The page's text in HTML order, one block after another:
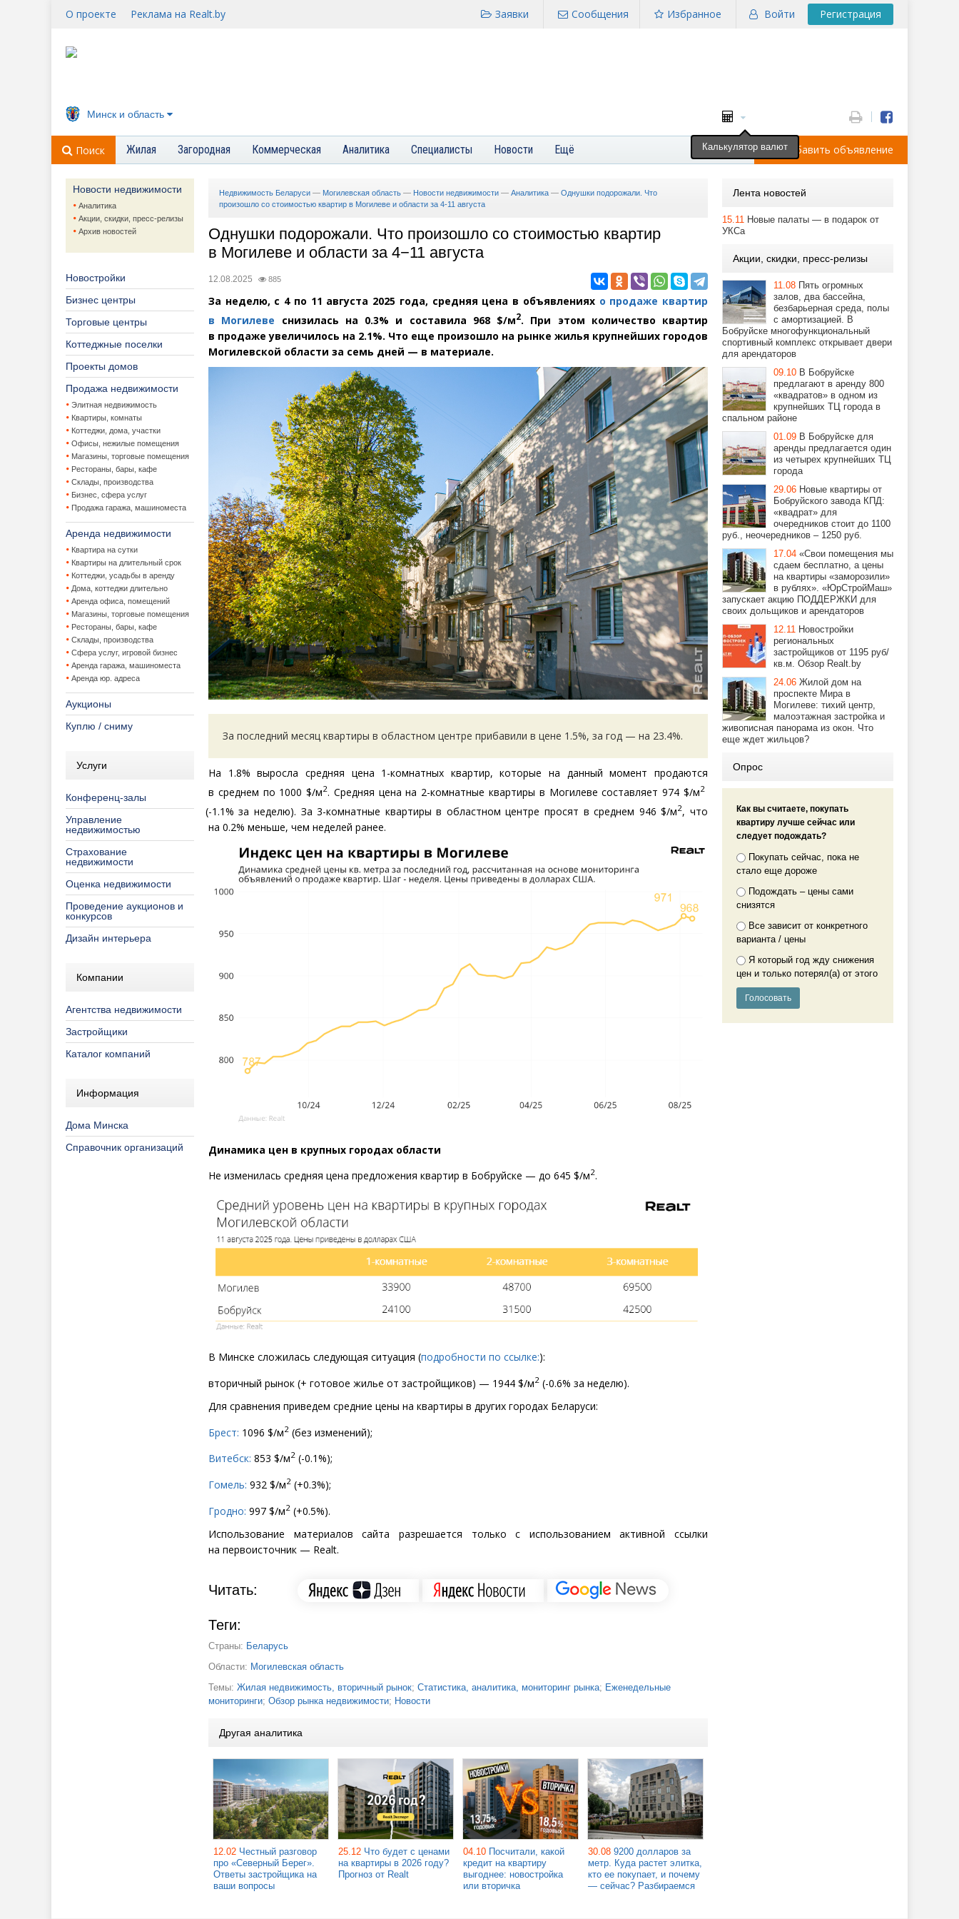
О проекте Реклама на Realt.by Войти Регистрация
Избранное
Сообщения
Заявки
Минск и область
Поиск Жилая Загородная Коммерческая Аналитика Специалисты Новости Ещё Добавить объявление
Новости недвижимости
Аналитика
Акции, скидки, пресс-релизы
Архив новостей
Новостройки
Бизнес центры
Торговые центры
Коттеджные поселки
Проекты домов
Продажа недвижимости
Элитная недвижимость
Квартиры, комнаты
Коттеджи, дома, участки
Офисы, нежилые помещения
Магазины, торговые помещения
Рестораны, бары, кафе
Склады, производства
Бизнес, сфера услуг
Продажа гаража, машиноместа
Аренда недвижимости
Квартира на сутки
Квартиры на длительный срок
Коттеджи, усадьбы в аренду
Дома, коттеджи длительно
Аренда офиса, помещений
Магазины, торговые помещения
Рестораны, бары, кафе
Склады, производства
Сфера услуг, игровой бизнес
Аренда гаража, машиноместа
Аренда юр. адреса
Аукционы
Куплю / сниму
Услуги
Конференц-залы
Управление
недвижимостью
Страхование
недвижимости
Оценка недвижимости
Проведение аукционов и
конкурсов
Дизайн интерьера
Компании
Агентства недвижимости
Застройщики
Каталог компаний
Информация
Дома Минска
Справочник организаций
Недвижимость Беларуси — Могилевская область — Новости недвижимости — Аналитика — Однушки подорожали. Что
произошло со стоимостью квартир в Могилеве и области за 4-11 августа
Однушки подорожали. Что произошло со стоимостью квартир
в Могилеве и области за 4−11 августа
12.08.2025 885
За неделю, с 4 по 11 августа 2025 года, средняя цена в объявлениях о продаже квартир
в Могилеве снизилась на 0.3% и составила 968 $/м2. При этом количество квартир
в продаже увеличилось на 2.1%. Что еще произошло на рынке жилья крупнейших городов
Могилевской области за семь дней — в материале.
За последний месяц квартиры в областном центре прибавили в цене 1.5%, за год — на 23.4%.
На 1.8% выросла средняя цена 1-комнатных квартир, которые на данный момент продаются
в среднем по 1000 $/м2. Средняя цена на 2-комнатные квартиры в Могилеве составляет 974 $/м2
(-1.1% за неделю). За 3-комнатные квартиры в областном центре просят в среднем 946 $/м2, что
на 0.2% меньше, чем неделей ранее.
Динамика цен в крупных городах области
Не изменилась средняя цена предложения квартир в Бобруйске — до 645 $/м2.
В Минске сложилась следующая ситуация (подробности по ссылке:):
вторичный рынок (+ готовое жилье от застройщиков) — 1944 $/м2 (-0.6% за неделю).
Для сравнения приведем средние цены на квартиры в других городах Беларуси:
Брест: 1096 $/м2 (без изменений);
Витебск: 853 $/м2 (-0.1%);
Гомель: 932 $/м2 (+0.3%);
Гродно: 997 $/м2 (+0.5%).
Использование материалов сайта разрешается только с использованием активной ссылки
на первоисточник — Realt.
Читать:
Теги:
Страны: Беларусь
Области: Могилевская область
Темы: Жилая недвижимость, вторичный рынок; Статистика, аналитика, мониторинг рынка; Еженедельные
мониторинги; Обзор рынка недвижимости; Новости
Другая аналитика
12.02 Честный разговор
про «Северный Берег».
Ответы застройщика на
ваши вопросы
25.12 Что будет с ценами
на квартиры в 2026 году?
Прогноз от Realt
04.10 Посчитали, какой
кредит на квартиру
выгоднее: новостройка
или вторичка
30.08 9200 долларов за
метр. Куда растет элитка,
кто ее покупает, и почему
— сейчас? Разбираемся
Лента новостей
15.11 Новые палаты — в подарок от
УКСа
Акции, скидки, пресс-релизы
11.08 Пять огромных
залов, два бассейна,
безбарьерная среда, полы
с амортизацией. В
Бобруйске многофункциональный
спортивный комплекс открывает двери
для арендаторов
09.10 В Бобруйске
предлагают в аренду 800
«квадратов» в одном из
крупнейших ТЦ города в
спальном районе
01.09 В Бобруйске для
аренды предлагается один
из четырех крупнейших ТЦ
города
29.06 Новые квартиры от
Бобруйского завода КПД:
«квадрат» для
очередников стоит до 1100
руб., неочередников – 1250 руб.
17.04 «Свои помещения мы
сдаем бесплатно, а цены
на квартиры «заморозили»
в рублях». «ЮрСтройМаш»
запускает акцию ПОДДЕРЖКИ для
своих дольщиков и арендаторов
12.11 Новостройки
региональных
застройщиков от 1195 руб/
кв.м. Обзор Realt.by
24.06 Жилой дом на
проспекте Мира в
Могилеве: тихий центр,
малоэтажная застройка и
живописная панорама из окон. Что
еще ждет жильцов?
Опрос
Как вы считаете, покупать
квартиру лучше сейчас или
следует подождать?
Покупать сейчас, пока не
стало еще дороже
Подождать – цены сами
снизятся
Все зависит от конкретного
варианта / цены
Я который год жду снижения
цен и только потерял(а) от этого
Калькулятор валют